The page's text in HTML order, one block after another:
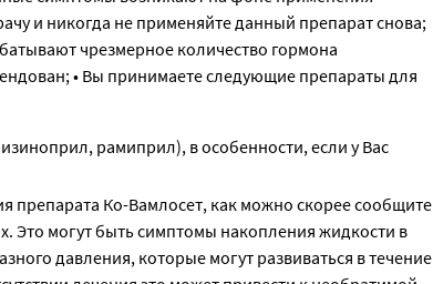
и никогда не применяйте данный препарат снова;
чрезмерное количество гормона
• Вы принимаете следующие препараты для
рамиприл), в особенности, если у Вас
препарата Ко-Вамлосет, как можно скорее сообщите
Это могут быть симптомы накопления жидкости в
давления, которые могут развиваться в течение